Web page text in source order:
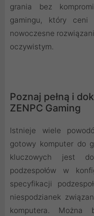
grania bez
gamingu, który ceni
nowoczesne
oczywistym.
Poznaj pełną i
ZENPC Gaming
Istnieje wiele
gotowy komputer do
kluczowych jest
podzespołów w
specyfikacji
niespodzianek
komputera. Można